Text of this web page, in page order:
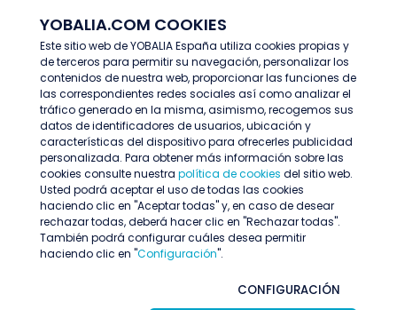
YOBALIA.COM COOKIES
Este sitio web de YOBALIA España utiliza cookies propias y
de terceros para permitir su navegación, personalizar los
contenidos de nuestra web, proporcionar las funciones de
las correspondientes redes sociales así como analizar el
tráfico generado en la misma, asimismo, recogemos sus
datos de identificadores de usuarios, ubicación y
características del dispositivo para ofrecerles publicidad
personalizada. Para obtener más información sobre las
cookies consulte nuestra política de cookies del sitio web.
Usted podrá aceptar el uso de todas las cookies
haciendo clic en "Aceptar todas" y, en caso de desear
rechazar todas, deberá hacer clic en "Rechazar todas".
También podrá configurar cuáles desea permitir
haciendo clic en "Configuración".
CONFIGURACIÓN
Últimas ofertas
Oferta no encontrada o ha finalizado su
proceso de selección